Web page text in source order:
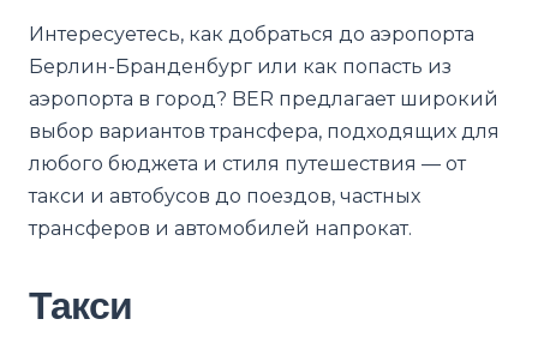
Интересуетесь, как добраться до аэропорта
Берлин-Бранденбург или как попасть из
аэропорта в город? BER предлагает широкий
выбор вариантов трансфера, подходящих для
любого бюджета и стиля путешествия — от
такси и автобусов до поездов, частных
трансферов и автомобилей напрокат.
Такси